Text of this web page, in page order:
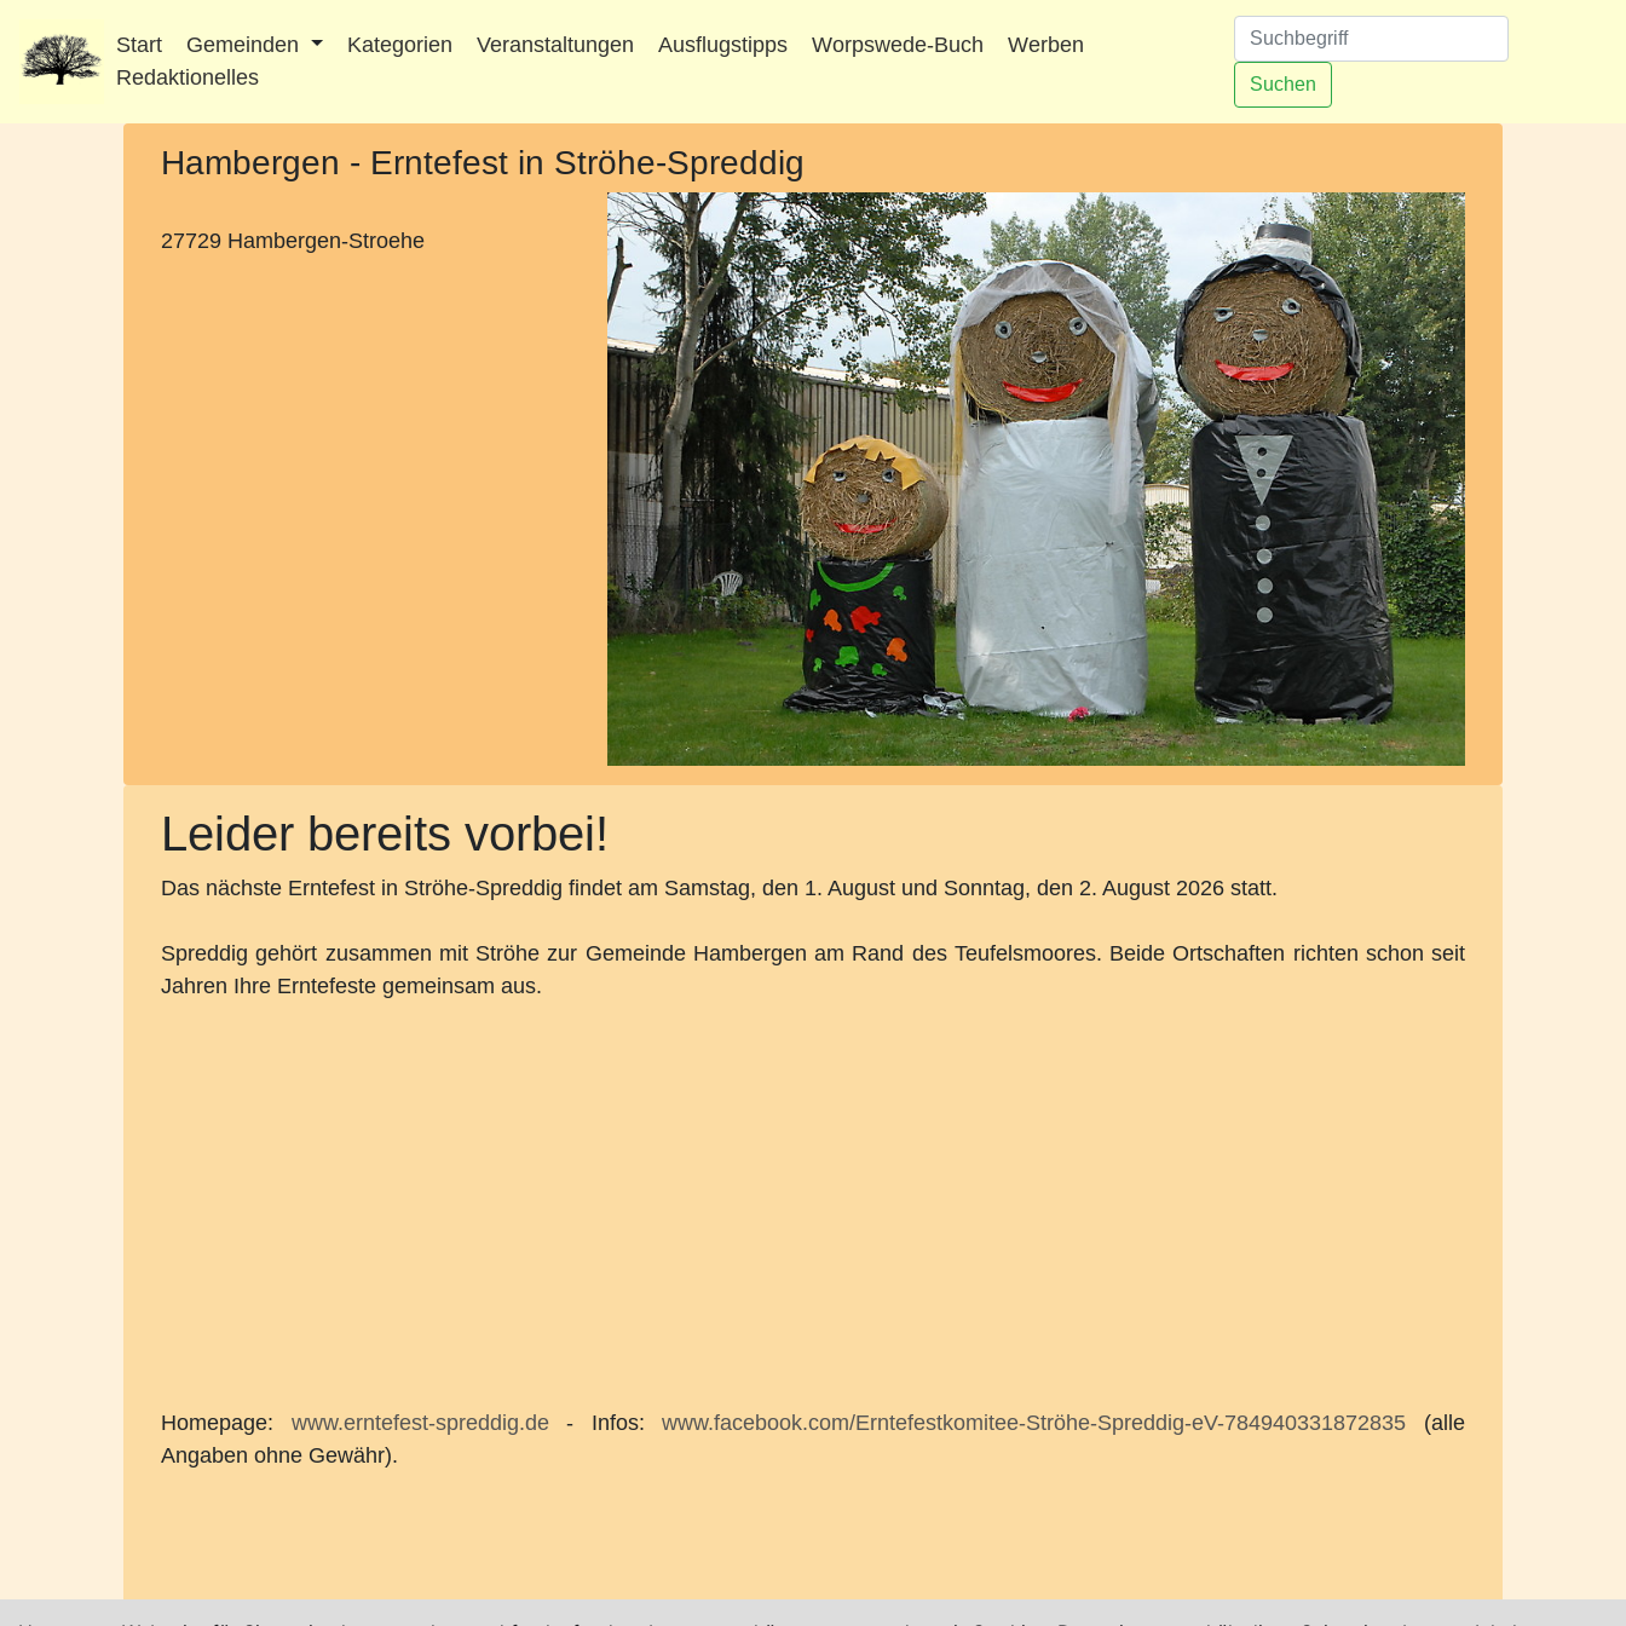
Start Gemeinden Kategorien Veranstaltungen Ausflugstipps Worpswede-Buch
Werben
Redaktionelles
Suchen
Hambergen - Erntefest in Ströhe-Spreddig
27729 Hambergen-Stroehe
Leider bereits vorbei!
Das nächste Erntefest in Ströhe-Spreddig findet am Samstag, den 1. August und Sonntag, den 2. August 2026 statt.
Spreddig gehört zusammen mit Ströhe zur Gemeinde Hambergen am Rand des Teufelsmoores. Beide Ortschaften richten schon seit
Jahren Ihre Erntefeste gemeinsam aus.
Homepage: www.erntefest-spreddig.de- Infos:www.facebook.com/Erntefestkomitee-Ströhe-Spreddig-eV-784940331872835 (alle
Angaben ohne Gewähr).